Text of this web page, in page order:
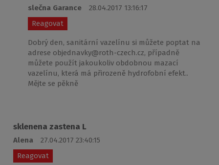
slečna Garance
28.04.2017 13:16:17
Reagovat
Dobrý den, sanitární vazelínu si můžete poptat na
adrese objednavky@roth-czech.cz, případně
můžete použít jakoukoliv obdobnou mazací
vazelínu, která má přirozeně hydrofobní efekt..
Mějte se pěkně
sklenena zastena L
Alena
27.04.2017 23:40:15
Reagovat